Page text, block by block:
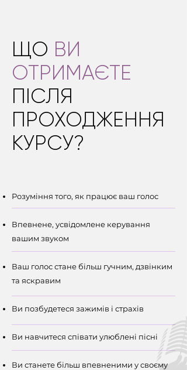
ЩО ВИ
ОТРИМАЄТЕ
ПІСЛЯ
ПРОХОДЖЕННЯ
КУРСУ?
Розуміння того, як працює ваш голос
Впевнене, усвідомлене керування
вашим звуком
Ваш голос стане більш гучним, дзвінким
та яскравим
Ви позбудетеся зажимів і страхів
Ви навчитеся співати улюблені пісні
Ви станете більш впевненими у своєму